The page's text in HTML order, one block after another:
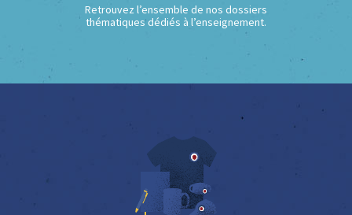
Retrouvez l’ensemble de nos dossiers
thématiques dédiés à l’enseignement.